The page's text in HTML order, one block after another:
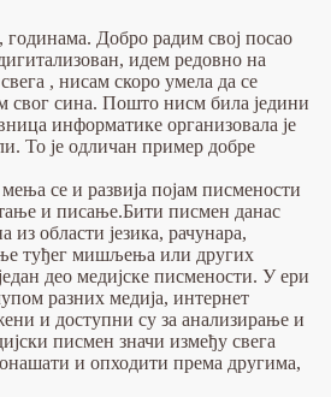
Добро радим свој посао
идем редовно на
, нисам скоро умела да се
свог сина. Пошто нисм била једини
информатике организовала је
То је одличан пример добре
се и развија појам писмености
и писање.Бити писмен данас
области језика, рачунара,
туђег мишљења или других
део медијске писмености. У ери
разних медија, интернет
и доступни су за анализирање и
писмен значи између свега
и опходити према другима,